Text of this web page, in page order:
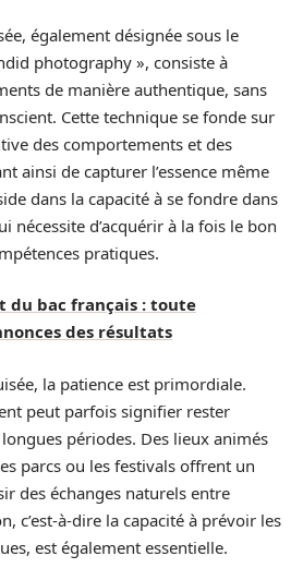
également désignée sous le
photography », consiste à
de manière authentique, sans
Cette technique se fonde sur
des comportements et des
ainsi de capturer l’essence même
dans la capacité à se fondre dans
nécessite d’acquérir à la fois le bon
pratiques.
du bac français : toute
des résultats
la patience est primordiale.
peut parfois signifier rester
périodes. Des lieux animés
parcs ou les festivals offrent un
des échanges naturels entre
c’est-à-dire la capacité à prévoir les
est également essentielle.